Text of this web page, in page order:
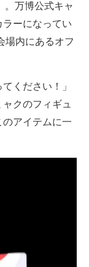
。万博公式キャ
ーになってい
場内にあるオフ
ください！」
クのフィギュ
アイテムに一